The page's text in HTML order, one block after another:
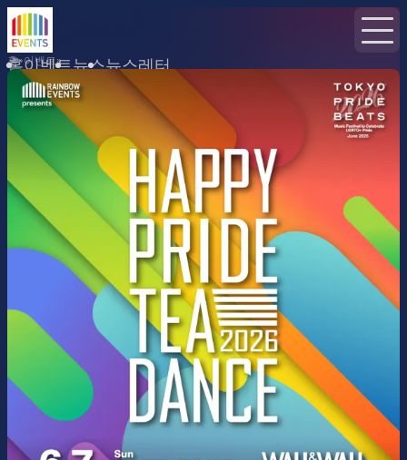
홈이벤트뉴스뉴스레터
홈 이벤트